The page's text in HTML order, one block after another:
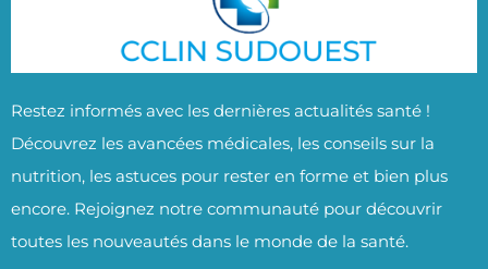
Restez informés avec les dernières actualités santé !
Découvrez les avancées médicales, les conseils sur la
nutrition, les astuces pour rester en forme et bien plus
encore. Rejoignez notre communauté pour découvrir
toutes les nouveautés dans le monde de la santé.